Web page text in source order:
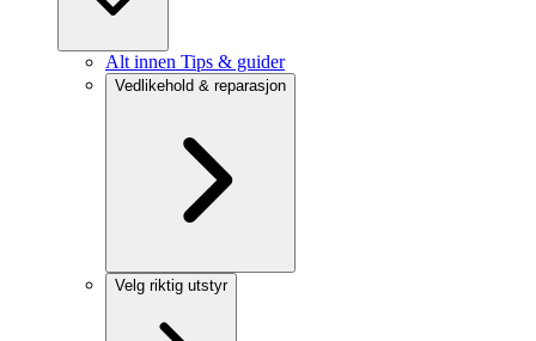
Alt innen Tips & guider
Vedlikehold & reparasjon
Velg riktig utstyr